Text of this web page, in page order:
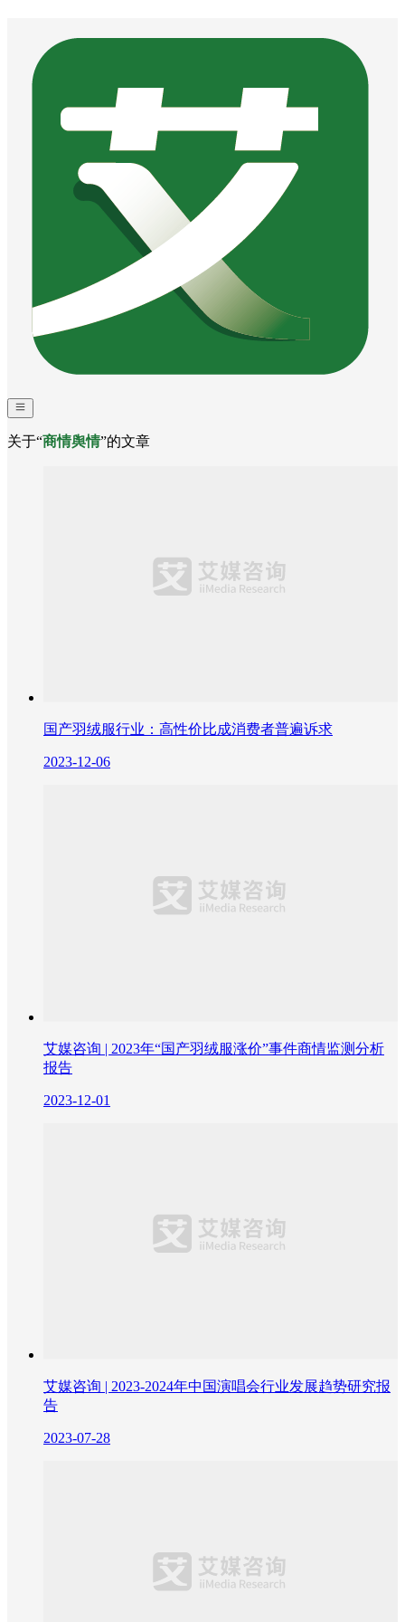
关于“商情舆情”的文章
国产羽绒服行业：高性价比成消费者普遍诉求
2023-12-06
艾媒咨询 | 2023年“国产羽绒服涨价”事件商情监测分析
报告
2023-12-01
艾媒咨询 | 2023-2024年中国演唱会行业发展趋势研究报
告
2023-07-28